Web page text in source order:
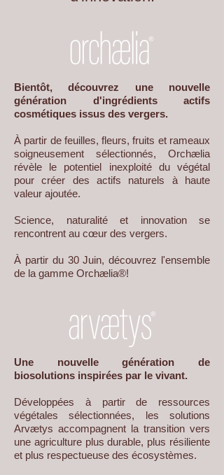
Bientôt, découvrez une nouvelle
génération d'ingrédients actifs
cosmétiques issus des vergers.
À partir de feuilles, fleurs, fruits et rameaux
soigneusement sélectionnés, Orchælia
révèle le potentiel inexploité du végétal
pour créer des actifs naturels à haute
valeur ajoutée.
Science, naturalité et innovation se
rencontrent au cœur des vergers.
À partirdu 30Juin, découvrez l'ensemble
de la gamme Orchælia®!
Une nouvelle génération de
biosolutions inspirées par le vivant.
Développées à partir de ressources
végétales sélectionnées, les solutions
Arvætys accompagnent la transition vers
une agriculture plus durable, plus résiliente
et plus respectueuse des écosystèmes.